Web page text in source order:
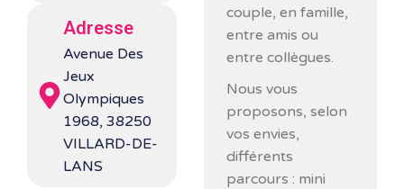
Adresse
Avenue Des
Jeux
Olympiques
1968, 38250
VILLARD-DE-
LANS
couple, en famille,
entre amis ou
entre collègues.
Nous vous
proposons, selon
vos envies,
différents
parcours : mini